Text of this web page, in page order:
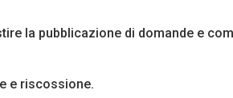
la pubblicazione di domande e
e riscossione.